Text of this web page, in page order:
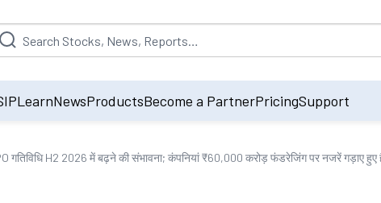
will be populated by default on accessing the input field.
LearnNewsProductsBecome a PartnerPricingSupport
गतिविधि H2 2026 में बढ़ने की संभावना; कंपनियां ₹60,000 करोड़ फंडरेजिंग पर नजरें गड़ाए हुए